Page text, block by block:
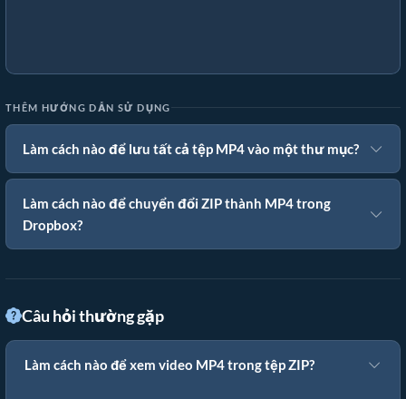
THÊM HƯỚNG DẪN SỬ DỤNG
Làm cách nào để lưu tất cả tệp MP4 vào một thư mục?
Làm cách nào để chuyển đổi ZIP thành MP4 trong
Dropbox?
Câu hỏi thường gặp
Làm cách nào để xem video MP4 trong tệp ZIP?